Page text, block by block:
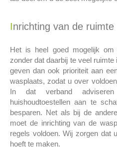
Inrichting van de ruimte
Het is heel goed mogelijk
zonder dat daarbij te veel
geven dan ook prioriteit aan
wasplaats, zodat u over
In dat verband
huishoudtoestellen aan te
besparen. Net als bij de
moet de inrichting van de
regels voldoen. Wij zorgen dat
hoeft te maken.